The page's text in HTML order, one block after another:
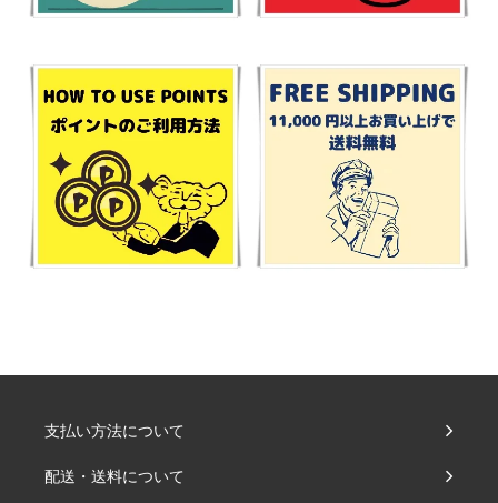
支払い方法について
配送・送料について